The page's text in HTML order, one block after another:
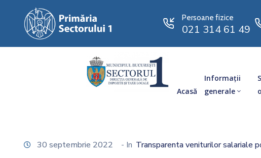
Persoane fizice
021 314 61 49
Acasă
Informații
generale
30 septembrie 2022 - In Transparenta veniturilor salariale